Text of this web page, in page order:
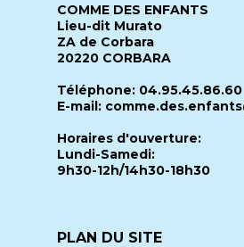
COMME DES ENFANTS
Lieu-dit Murato
ZA de Corbara
20220 CORBARA
Téléphone: 04.95.45.86.60
E-mail:
Horaires d'ouverture:
Lundi-Samedi:
9h30-12h/14h30-18h30
PLAN DU SITE